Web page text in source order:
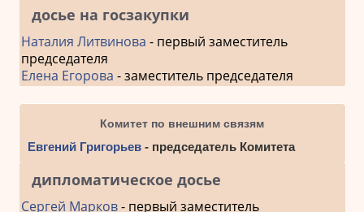
досье на госзакупки
Наталия Литвинова - первый заместитель
председателя
Елена Егорова - заместитель председателя
Комитет по внешним связям
Евгений Григорьев- председатель Комитета
дипломатическое досье
Сергей Марков- первый заместитель